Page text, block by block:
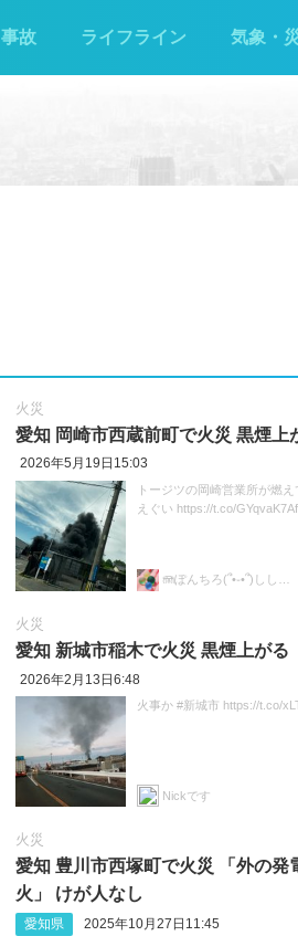
事故 ライフライン 気象・
火災
愛知 岡崎市西蔵前町で火災 黒煙上
2026年5月19日15:03
トージツの岡崎営業所が燃
えぐい https://t.co/
🪼ぽんちろ(՞•֊•՞)ししゃも🩵ねこの下僕🐈
火災
愛知 新城市稲木で火災 黒煙上がる
2026年2月13日6:48
火事か #新城市 https://t.co/
Nickです
火災
愛知 豊川市西塚町で火災 「外の発
火」 けが人なし
愛知県 2025年10月27日11:45